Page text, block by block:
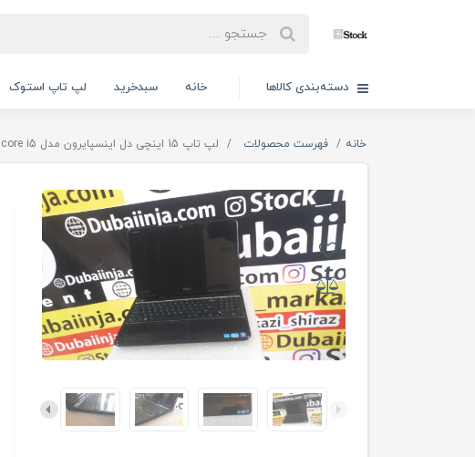
دسته‌بندی کالاها خانه سبدخرید لپ تاپ استوک
خانه فهرست محصولات لپ تاپ 15 اینچی دل اینسپایرون مدل Dell Inspiron N5110 core i5